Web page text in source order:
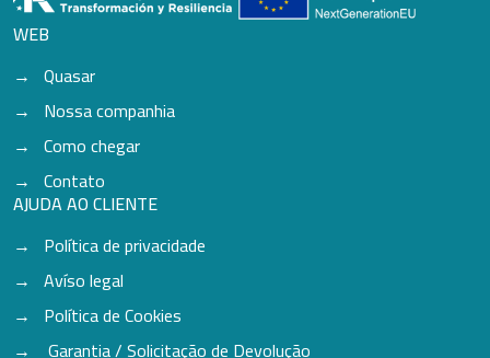
WEB
Quasar
Nossa companhia
Como chegar
Contato
AJUDA AO CLIENTE
Política de privacidade
Avíso legal
Política de Cookies
Garantia / Solicitação de Devolução